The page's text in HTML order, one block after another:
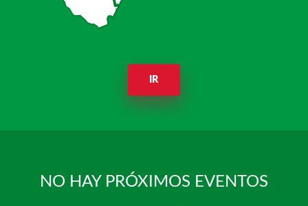
IR
NO HAY PRÓXIMOS EVENTOS